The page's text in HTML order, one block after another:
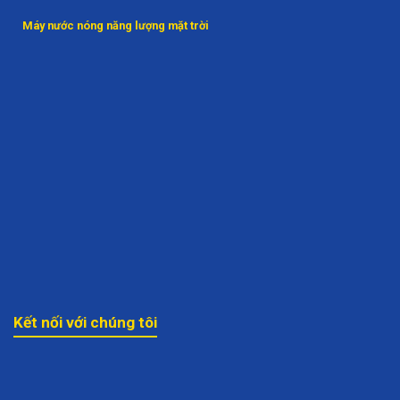
Máy nước nóng năng lượng mặt trời
Kết nối với chúng tôi